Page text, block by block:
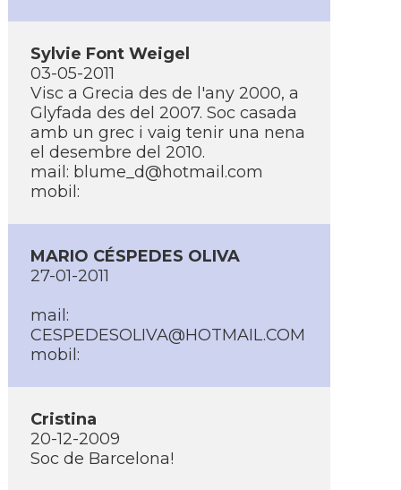
Sylvie Font Weigel
03-05-2011
Visc a Grecia des de l'any 2000, a
Glyfada des del 2007. Soc casada
amb un grec i vaig tenir una nena
el desembre del 2010.
mail: blume_d@hotmail.com
mobil:
MARIO CÉSPEDES OLIVA
27-01-2011
mail:
CESPEDESOLIVA@HOTMAIL.COM
mobil:
Cristina
20-12-2009
Soc de Barcelona!